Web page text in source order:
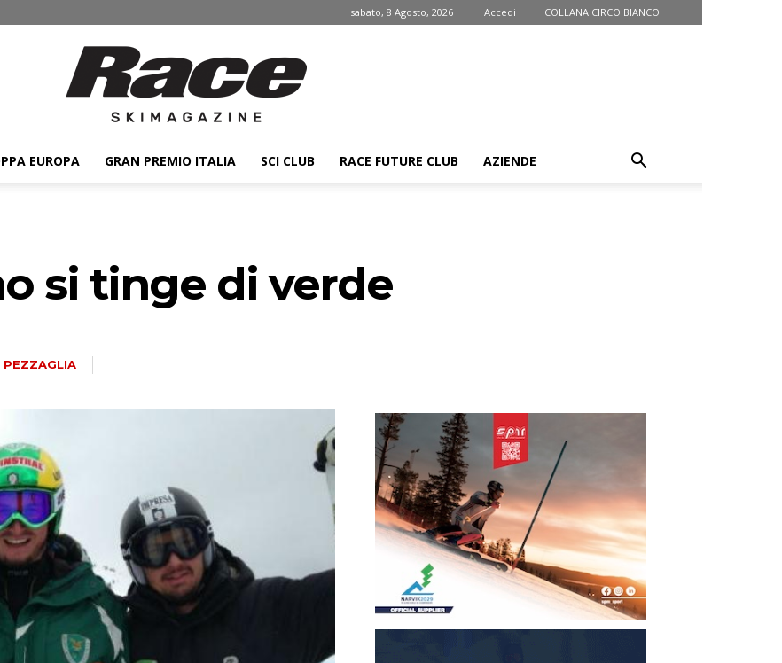
sabato, 8 Agosto, 2026 Accedi COLLANA CIRCO BIANCO
ski
magazine
EUROPA GRAN PREMIO ITALIA SCI CLUB RACE FUTURE CLUB AZIENDE
si tinge di verde
PEZZAGLIA